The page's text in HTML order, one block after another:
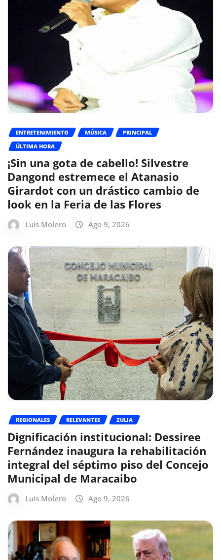
ENTRETENIMIENTO MÚSICA
PRINCIPAL
ÚLTIMA HORA
¡Sin una gota de cabello! Silvestre
Dangond estremece el Atanasio
Girardot con un drástico cambio de
look en la Feria de las Flores
Luis Molero Ago 9, 2026
REGIONALES RELEVANTES ZULIA
Dignificación institucional: Dessiree
Fernández inaugura la rehabilitación
integral del séptimo piso del Concejo
Municipal de Maracaibo
Luis Molero Ago 9, 2026